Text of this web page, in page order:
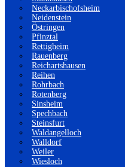
Neckarbischofsheim
Neidenstein
Östringen
Pfinztal
Rettigheim
Rauenberg
Reichartshausen
Reihen
Rohrbach
Rotenberg
Sinsheim
Spechbach
Steinsfurt
Waldangelloch
Walldorf
Weiler
Wiesloch